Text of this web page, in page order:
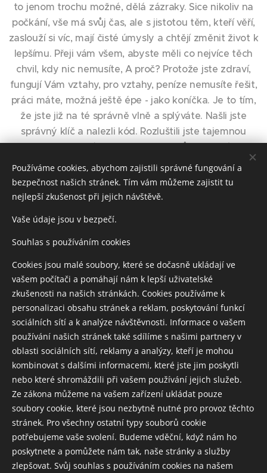
to jenom trochu možné, dělá zázraky. Sice nikoliv na
počkání, vše má svůj čas, ale s jistotou těm, kteří věří,
zaslouží si víc, mají čisté úmysly a chtějí změnit život k
lepšímu. Přeji vám všem, abyste měli co nejvíce těch
chvil, kdy nic nemusíte, A proč? Protože jste zdraví,
fungují Vám vztahy, pro vztahy, peníze nemusíte řešit,
práci máte, možná ještě épe - jako koníčka. Je to tím,
že jste již na té správně vlně a splýváte. Našli jste
správný klíč a nalezli kód. Rozluštili jste tajemnou
rovnici a už tzv. víte. Kdo pochopil, může a také je je
nesmírně vděčný a žije v radosti. Přeji Vám ať si
můžete užívat pohodu, klid, lásku a pocit bezmezného
štěstí. A také schopnost uvědomění že jste, můžete a
svým JÁ. Ať fantazie protéká spolu s Vaší životodárnou
silou a stane se urychlovačem Vašeho růstu. Ať radost
jako by říci chtěla. Je to báječné, vesmíre díky.
Cena za službu je 220,- Kč
Používáme cookies, abychom zajistili správné fungování a
bezpečnost našich stránek. Tím vám můžeme zajistit tu
nejlepší zkušenost při jejich návštěvě.
Vaše údaje jsou v bezpečí.
Souhlas s používáním cookies
Cookies jsou malé soubory, které se dočasně ukládají ve
vašem počítači a pomáhají nám k lepší uživatelské
zkušenosti na našich stránkách. Cookies používáme k
personalizaci obsahu stránek a reklam, poskytování funkcí
sociálních sítí a k analýze návštěvnosti. Informace o vašem
používání našich stránek také sdílíme s našimi partnery v
oblasti sociálních sítí, reklamy a analýzy, kteří je mohou
kombinovat s dalšími informacemi, které jste jim poskytli
nebo které shromáždili při vašem používání jejich služeb.
Ze zákona můžeme na vašem zařízení ukládat pouze
soubory cookie, které jsou nezbytně nutné pro provoz těchto
stránek. Pro všechny ostatní typy souborů cookie
potřebujeme vaše svolení. Budeme vděční, když nám ho
poskytnete a pomůžete nám tak, naše stránky a služby
zlepšovat. Svůj souhlas s používáním cookies na našem